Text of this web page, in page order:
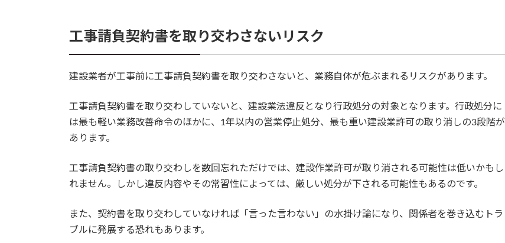
工事請負契約書を取り交わさないリスク
建設業者が工事前に工事請負契約書を取り交わさないと、業務自体が危ぶまれるリスクがあります。
工事請負契約書を取り交わしていないと、建設業法違反となり行政処分の対象となります。行政処分に
は最も軽い業務改善命令のほかに、1年以内の営業停止処分、最も重い建設業許可の取り消しの3段階が
あります。
工事請負契約書の取り交わしを数回忘れただけでは、建設作業許可が取り消される可能性は低いかもし
れません。しかし違反内容やその常習性によっては、厳しい処分が下される可能性もあるのです。
また、契約書を取り交わしていなければ「言った言わない」の水掛け論になり、関係者を巻き込むトラ
ブルに発展する恐れもあります。